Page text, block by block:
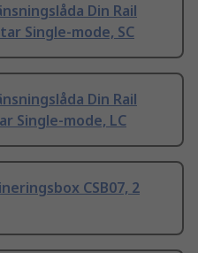
Din Rail
Single-mode, SC
Din Rail
Single-mode, LC
CSB07, 2